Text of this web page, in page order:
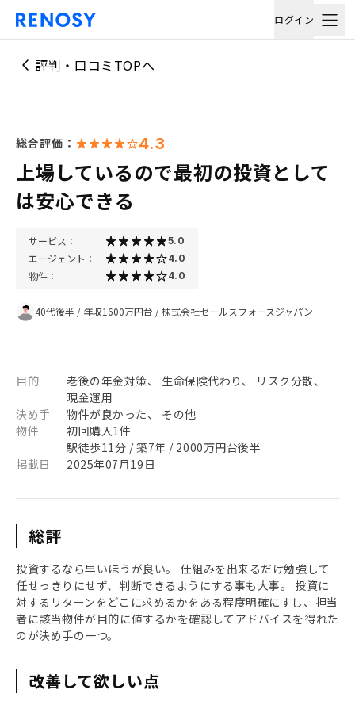
ログイン
評判・口コミTOPへ
総合評価： 4.3
上場しているので最初の投資として
は安心できる
サービス： 5.0
エージェント： 4.0
物件： 4.0
40代後半 / 年収1600万円台 /株式会社セールスフォースジャパン
目的
老後の年金対策、 生命保険代わり、 リスク分散、
現金運用
決め手
物件が良かった、 その他
物件
初回購入1件
駅徒歩11分 / 築7年 / 2000万円台後半
掲載日
2025年07月19日
総評
投資するなら早いほうが良い。 仕組みを出来るだけ勉強して
任せっきりにせず、判断できるようにする事も大事。 投資に
対するリターンをどこに求めるかをある程度明確にすし、担当
者に該当物件が目的に値するかを確認してアドバイスを得れた
のが決め手の一つ。
改善して欲しい点